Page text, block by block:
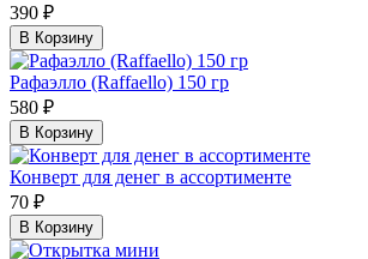
390 ₽
В Корзину
Рафаэлло (Raffaello) 150 гр
580 ₽
В Корзину
Конверт для денег в ассортименте
70 ₽
В Корзину